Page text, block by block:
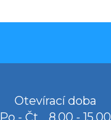
Otevírací doba
Po - Čt
8.00 - 15.00